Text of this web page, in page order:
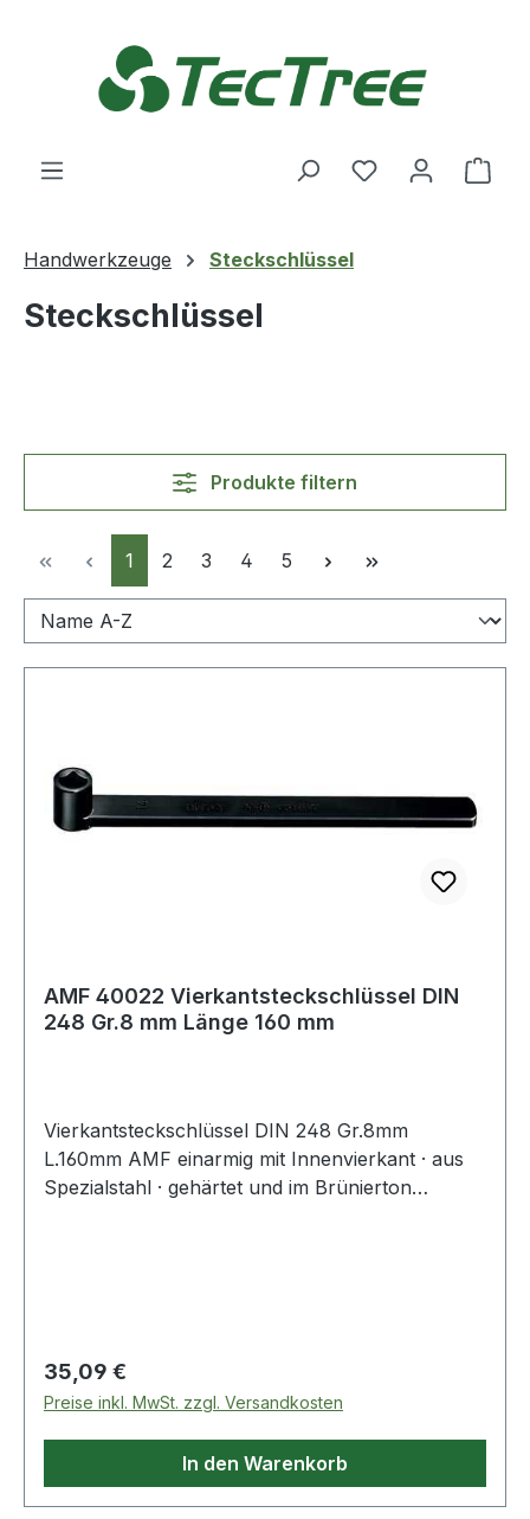
Du hast 0
Handwerkzeuge Steckschlüssel
Steckschlüssel
Produkte filtern
Seite
1 Seite
2 Seite
3 Seite
4 Seite
5
AMF 40022 Vierkantsteckschlüssel DIN
248 Gr.8 mm Länge 160 mm
Vierkantsteckschlüssel DIN 248 Gr.8mm
L.160mm AMF einarmig mit Innenvierkant · aus
Spezialstahl · gehärtet und im Brünierton
Regulärer Preis:
35,09 €
Preise inkl. MwSt. zzgl. Versandkosten
In den Warenkorb